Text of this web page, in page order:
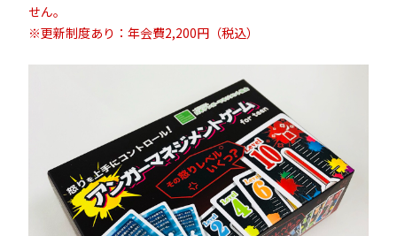
せん。
※更新制度あり：年会費2,200円（税込）